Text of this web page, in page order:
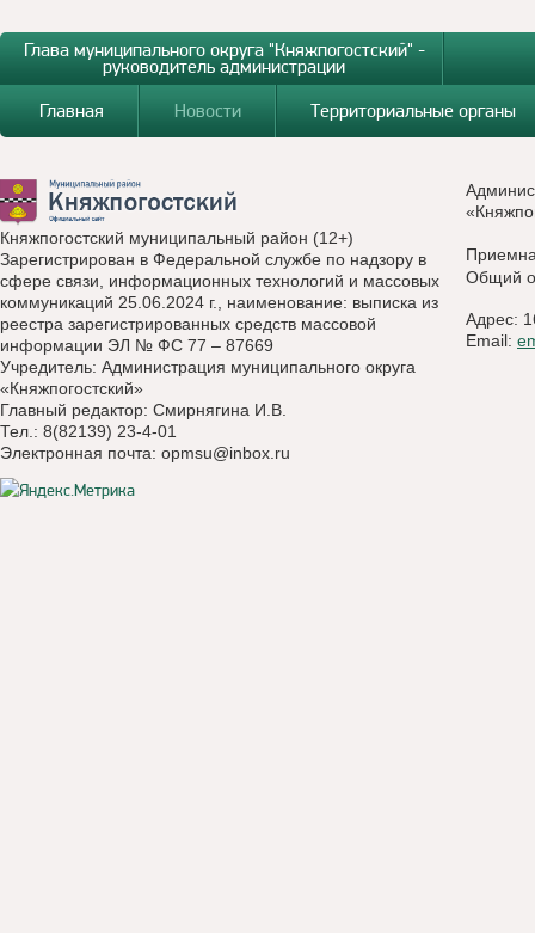
Глава муниципального округа "Княжпогостский" -
руководитель администрации
Главная
Новости Территориальные органы
Княжпогостский муниципальный район (12+)
Зарегистрирован в Федеральной службе по надзору в
сфере связи, информационных технологий и массовых
коммуникаций 25.06.2024 г., наименование: выписка из
реестра зарегистрированных средств массовой
информации ЭЛ № ФС 77 – 87669
Учредитель: Администрация муниципального округа
«Княжпогостский»
Главный редактор: Смирнягина И.В.
Тел.: 8(82139) 23-4-01
Электронная почта: opmsu@inbox.ru
Общий
Адрес:
Email: